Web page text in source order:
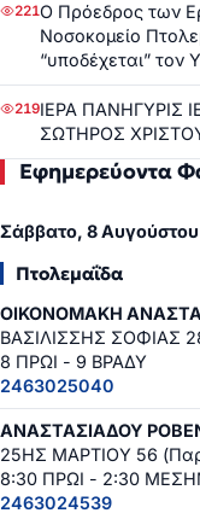
221Ο Πρόεδρος των
Νοσοκομείο
“υποδέχεται” τον
219ΙΕΡΑ
ΣΩΤΗΡΟΣ
Εφημερεύοντα
Σάββατο, 8
Πτολεμαΐδα
ΟΙΚΟΝΟΜΑΚΗ
ΒΑΣΙΛΙΣΣΗΣ ΣΟΦΙΑΣ
8 ΠΡΩΙ - 9 ΒΡΑΔΥ
2463025040
ΑΝΑΣΤΑΣΙΑΔΟΥ
25ΗΣ ΜΑΡΤΙΟΥ 56
8:30 ΠΡΩΙ - 2:30
2463024539